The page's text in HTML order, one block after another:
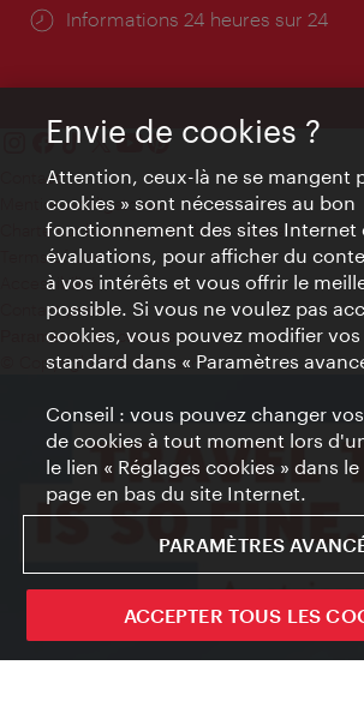
Öffnungszeiten:
Informations 24 heures sur 24
Contact
Mentions obligatoires
Charte sur le respect de la vie privée
Terms of Use
Accessibilité
Contact presse
Paramètres de cookies
© Copyright WienTourismus
Envie de cookies ?
Attention, ceux-là ne se mangent
cookies » sont nécessaires au bon
fonctionnement des sites Internet
évaluations, pour afficher du
à vos intérêts et vous offrir le
possible. Si vous ne voulez pas
cookies, vous pouvez modifier vos
standard dans « Paramètres
Conseil : vous pouvez changer
de cookies à tout moment lors
le lien « Réglages cookies » dans
page en bas du site Internet.
PARAMÈTRES
ACCEPTER TOUS LES